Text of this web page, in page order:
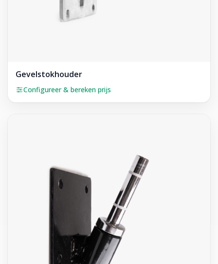
Gevelstokhouder
Configureer & bereken prijs